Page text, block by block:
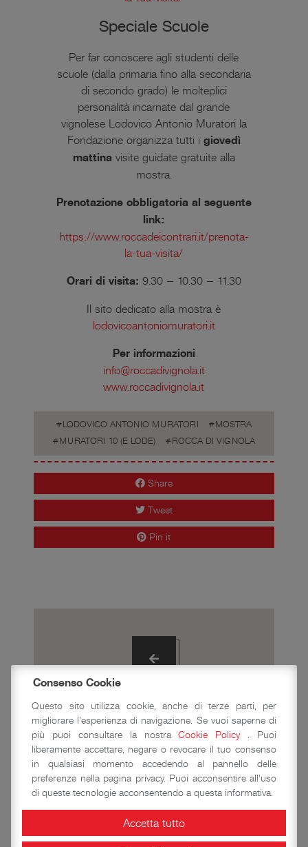
Speciale Scuole
Per far conoscere agli studenti delle
scuole (dalla primaria fino alla secondaria
di secondo grado) le molteplici
personalità incarnate dal grande
vignolese Lodovico Antonio Muratori la
Fondazione organizza tutti i giovedì
mattina visite guidate gratuite alla
mostra.
Prenotazione obbligatoria al seguente
link:
https://www.roccadeicontrari.it/prenota-
la-tua-visita/
Orari di visita: 9.30 – 10.30 – 11.30
Il sito dedicato alla mostra è
lodovicoantoniomuratori.it
Per informazioni
info@roccadivignola.it
www.roccadivignola.it
LODOVICO ANTONIO MURATORI
MOSTRA
MURATORI 10 (E LODE)
ROCCA DI VIGNOLA
Share
Tweet
Pin it
Castrum Vineola
SIDERA
Consenso Cookie
Questo sito utilizza cookie, anche di terze parti, per
migliorare l'esperienza di navigazione. Se vuoi saperne di
più puoi consultare la nostraCookie Policy . Puoi
liberamente accettare, negare o revocare il tuo consenso
in qualsiasi momento accedendo al pannello delle
preferenze nella pagina privacy. Puoi acconsentire all'uso
di queste tecnologie acconsentendo a questa informativa.
Accetta tutto